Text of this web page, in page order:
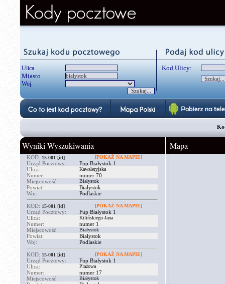
Ulica
Miasto
Woj.
Kod Ulicy:
Wyniki Wyszukiwania
KOD: 15-001 [id] [POKAŻ NA MAPIE]
Urząd Pocztowy:
Fup Białystok 1
Ulica:
Kawaleryjska
Numer:
numer 70
Miejscowość:
Białystok
Powiat:
Białystok
Woj:
Podlaskie
KOD: 15-001 [id] [POKAŻ NA MAPIE]
Urząd Pocztowy:
Fup Białystok 1
Ulica:
Kilińskiego Jana
Numer:
numer 1
Miejscowość:
Białystok
Powiat:
Białystok
Woj:
Podlaskie
KOD: 15-001 [id] [POKAŻ NA MAPIE]
Urząd Pocztowy:
Fup Białystok 1
Ulica:
Plażowa
Numer:
numer 17
Miejscowość:
Białystok
Mapa